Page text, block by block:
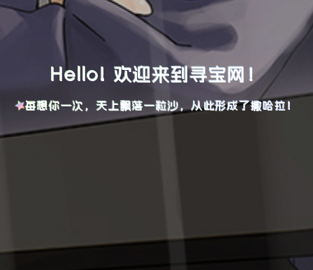
Hello! 欢迎来到寻宝网！
每想你一次，天上飘落一粒沙，从此形成了撒哈拉！